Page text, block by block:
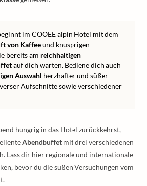
im COOEE alpin Hotel mit dem
von Kaffeeund knusprigen
bereits am reichhaltigen
auf dich warten. Bediene dich auch
Auswahl herzhafter und süßer
Aufschnitte sowie verschiedener
hungrig in das Hotel zurückkehrst,
Abendbuffet mit drei verschiedenen
Lass dir hier regionale und internationale
bevor du die süßen Versuchungen vom